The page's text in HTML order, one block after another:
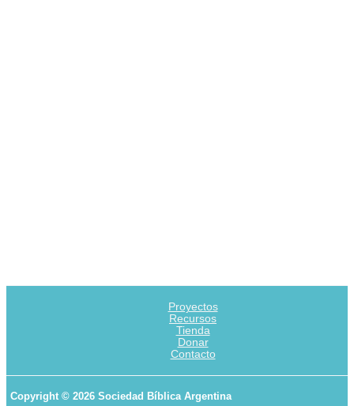
Proyectos
Recursos
Tienda
Donar
Contacto
Copyright © 2026 Sociedad Bíblica Argentina